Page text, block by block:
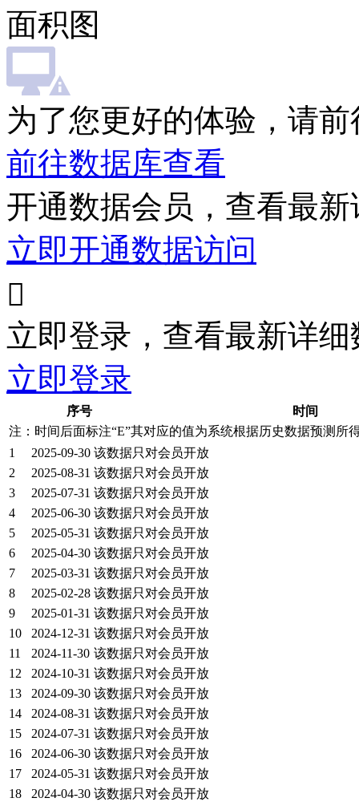
面积图
为了您更好的体验，请
前往数据库查看
开通数据会员，查看最
立即开通数据访问

立即登录，查看最新详细
立即登录
序号
时间
注：时间后面标注“E”其对应的值为系统根据历史数据预测所
1
2025-09-30 该数据只对会员开放
2
2025-08-31 该数据只对会员开放
3
2025-07-31 该数据只对会员开放
4
2025-06-30 该数据只对会员开放
5
2025-05-31 该数据只对会员开放
6
2025-04-30 该数据只对会员开放
7
2025-03-31 该数据只对会员开放
8
2025-02-28 该数据只对会员开放
9
2025-01-31 该数据只对会员开放
10
2024-12-31 该数据只对会员开放
11
2024-11-30 该数据只对会员开放
12
2024-10-31 该数据只对会员开放
13
2024-09-30 该数据只对会员开放
14
2024-08-31 该数据只对会员开放
15
2024-07-31 该数据只对会员开放
16
2024-06-30 该数据只对会员开放
17
2024-05-31 该数据只对会员开放
18
2024-04-30 该数据只对会员开放